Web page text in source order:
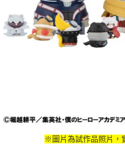
※圖片為試作品照片，